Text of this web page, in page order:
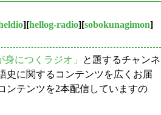
][hellog-radio][sobokunagimon]
身につくラジオ」
と題するチャンネ
史に関するコンテンツを広くお届
ンテンツを2本配信していますの